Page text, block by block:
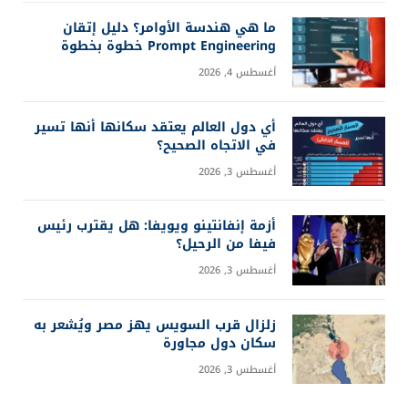
ما هي هندسة الأوامر؟ دليل إتقان
Prompt Engineering خطوة بخطوة
أغسطس 4, 2026
أي دول العالم يعتقد سكانها أنها تسير
في الاتجاه الصحيح؟
أغسطس 3, 2026
أزمة إنفانتينو ويويفا: هل يقترب رئيس
فيفا من الرحيل؟
أغسطس 3, 2026
زلزال قرب السويس يهز مصر ويُشعر به
سكان دول مجاورة
أغسطس 3, 2026